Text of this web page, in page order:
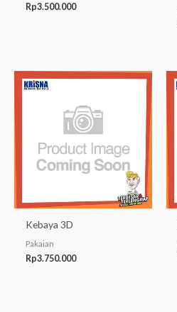
Rp3.500.000
Kebaya 3D
Pakaian
Rp3.750.000